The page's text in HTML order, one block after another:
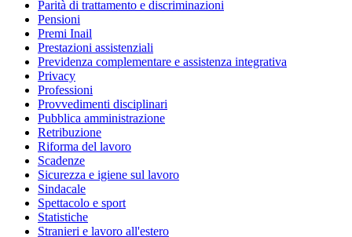
Parità di trattamento e discriminazioni
Pensioni
Premi Inail
Prestazioni assistenziali
Previdenza complementare e assistenza integrativa
Privacy
Professioni
Provvedimenti disciplinari
Pubblica amministrazione
Retribuzione
Riforma del lavoro
Scadenze
Sicurezza e igiene sul lavoro
Sindacale
Spettacolo e sport
Statistiche
Stranieri e lavoro all'estero